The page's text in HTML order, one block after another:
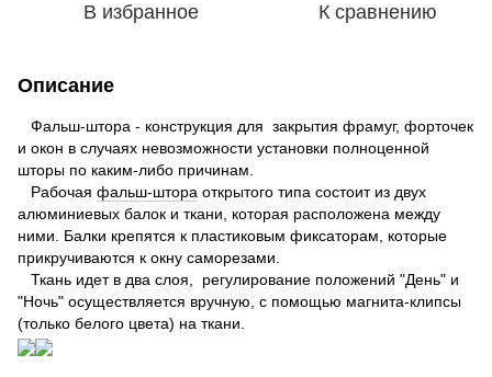
В избранное К сравнению
Описание
Фальш-штора - конструкция для закрытия фрамуг, форточек
и окон в случаях невозможности установки полноценной
шторы по каким-либо причинам.
Рабочая фальш-штора открытого типа состоит из двух
алюминиевых балок и ткани, которая расположена между
ними. Балки крепятся к пластиковым фиксаторам, которые
прикручиваются к окну саморезами.
Ткань идет в два слоя, регулирование положений "День" и
"Ночь" осуществляется вручную, с помощью магнита-клипсы
(только белого цвета) на ткани.